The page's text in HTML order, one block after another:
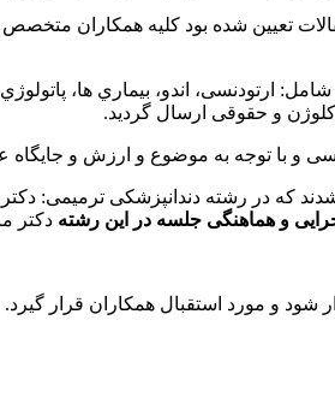
از تاریخ ۱۴۰۴/۰۲/۱۵ تا ۱۴۰۴/۰۳/۱۵فرصت ارسال مقالات
دندانپزشکی ۱۲ رشته اصلی دندانپزشکی شامل:
و حقوقی ارسال گردید.
با توجه به موضوع و ارزش و جایگاه
که در رشته دندانپزشکی ترمیمی:
و هماهنگی جلسه در این رشته دکتر
شود و مورد استقبال همکاران قرار گیرد.